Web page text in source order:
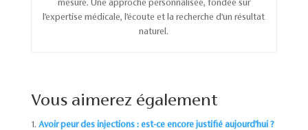
mesure. Une approche personnalisée, fondée sur
l’expertise médicale, l’écoute et la recherche d’un résultat
naturel.
Vous aimerez également
Avoir peur des injections : est-ce encore justifié aujourd’hui ?